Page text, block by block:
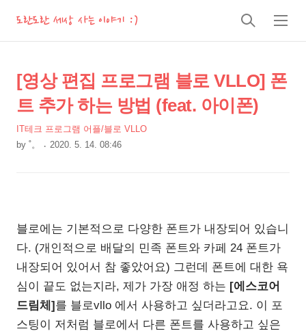
도란도란 세상 사는 이야기 :)
검
메
상
세
컨
텐
츠
본
문
제
목
[영상 편집 프로그램 블로 VLLO] 폰
트 추가 하는 방법 (feat. 아이폰)
IT테크 프로그램 어플/블로 VLLO
by ˚。 2020. 5. 14. 08:46
블로에는 기본적으로 다양한 폰트가 내장되어 있습니
다. (개인적으로 배달의 민족 폰트와 카페 24 폰트가
내장되어 있어서 참 좋았어요) 그런데 폰트에 대한 욕
심이 끝도 없는지라, 제가 가장 애정 하는 [에스코어
드림체]를 블로vllo 에서 사용하고 싶더라고요. 이 포
스팅이 저처럼 블로에서 다른 폰트를 사용하고 싶은